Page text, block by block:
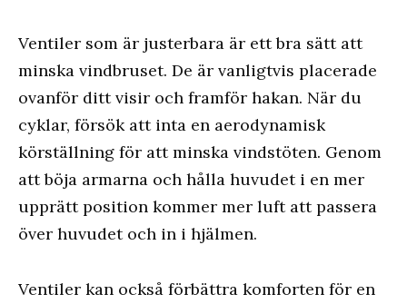
Ventiler som är justerbara är ett bra sätt att
minska vindbruset. De är vanligtvis placerade
ovanför ditt visir och framför hakan. När du
cyklar, försök att inta en aerodynamisk
körställning för att minska vindstöten. Genom
att böja armarna och hålla huvudet i en mer
upprätt position kommer mer luft att passera
över huvudet och in i hjälmen.
Ventiler kan också förbättra komforten för en